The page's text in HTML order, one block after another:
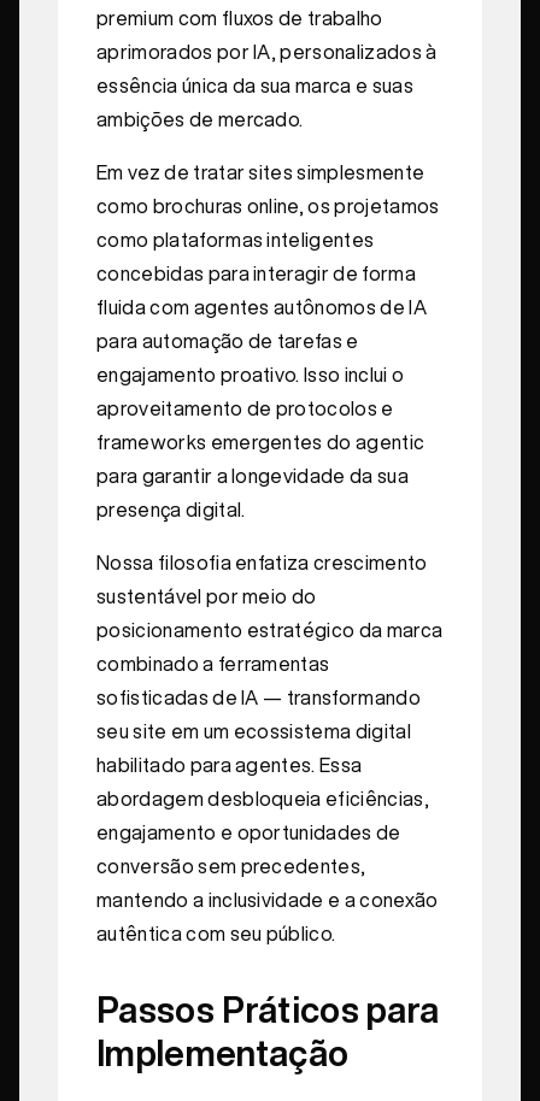
premium com fluxos de trabalho
aprimorados por IA, personalizados à
essência única da sua marca e suas
ambições de mercado.
Em vez de tratar sites simplesmente
como brochuras online, os projetamos
como plataformas inteligentes
concebidas para interagir de forma
fluida com agentes autônomos de IA
para automação de tarefas e
engajamento proativo. Isso inclui o
aproveitamento de protocolos e
frameworks emergentes do agentic
para garantir a longevidade da sua
presença digital.
Nossa filosofia enfatiza crescimento
sustentável por meio do
posicionamento estratégico da marca
combinado a ferramentas
sofisticadas de IA — transformando
seu site em um ecossistema digital
habilitado para agentes. Essa
abordagem desbloqueia eficiências,
engajamento e oportunidades de
conversão sem precedentes,
mantendo a inclusividade e a conexão
autêntica com seu público.
Passos Práticos para
Implementação